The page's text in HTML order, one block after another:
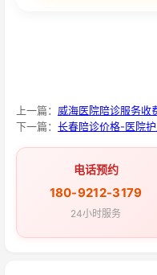
上一篇： 威海医院陪诊服务收
下一篇： 长春陪诊价格-医院
电话预约
180-9212-3179
24小时服务